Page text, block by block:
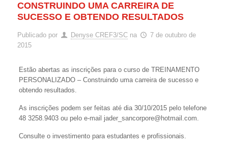
CONSTRUINDO UMA CARREIRA DE
SUCESSO E OBTENDO RESULTADOS
Publicado por Denyse CREF3/SC na
7 de outubro de
2015
Estão abertas as inscrições para o curso de TREINAMENTO
PERSONALIZADO – Construindo uma carreira de sucesso e
obtendo resultados.
As inscrições podem ser feitas até dia 30/10/2015 pelo telefone
48 3258.9403 ou pelo e-mail jader_sancorpore@hotmail.com.
Consulte o investimento para estudantes e profissionais.